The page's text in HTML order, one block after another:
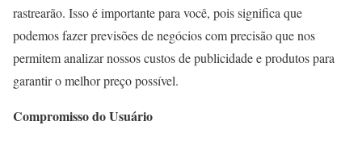
rastrearão. Isso é importante para você, pois significa que
podemos fazer previsões de negócios com precisão que nos
permitem analizar nossos custos de publicidade e produtos para
garantir o melhor preço possível.
Compromisso do Usuário